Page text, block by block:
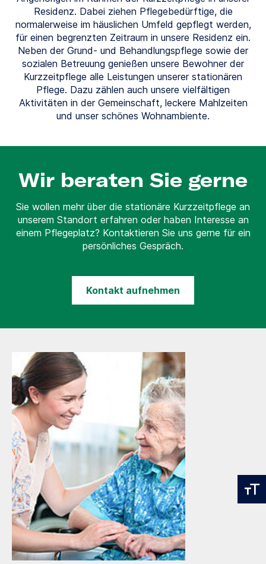
Residenz. Dabei ziehen Pflegebedürftige, die
normalerweise im häuslichen Umfeld gepflegt werden,
für einen begrenzten Zeitraum in unsere Residenz ein.
Neben der Grund- und Behandlungspflege sowie der
sozialen Betreuung genießen unsere Bewohner der
Kurzzeitpflege alle Leistungen unserer stationären
Pflege. Dazu zählen auch unsere vielfältigen
Aktivitäten in der Gemeinschaft, leckere Mahlzeiten
und unser schönes Wohnambiente.
Wir beraten Sie gerne
Sie wollen mehr über die stationäre Kurzzeitpflege an
unserem Standort erfahren oder haben Interesse an
einem Pflegeplatz? Kontaktieren Sie uns gerne für ein
persönliches Gespräch.
Kontakt aufnehmen